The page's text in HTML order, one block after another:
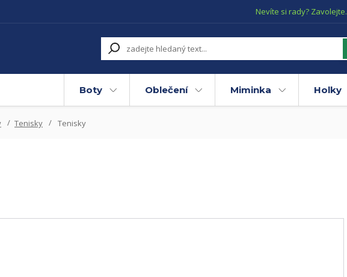
Nevíte si rady? Zavolejte.
Boty Oblečení Miminka Holky
Tenisky Tenisky